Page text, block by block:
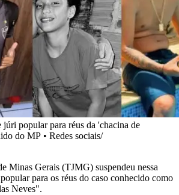
júri popular para réus da 'chacina de
do MP • Redes sociais/
Minas Gerais (TJMG) suspendeu nessa
para os réus do caso conhecido como
Neves".